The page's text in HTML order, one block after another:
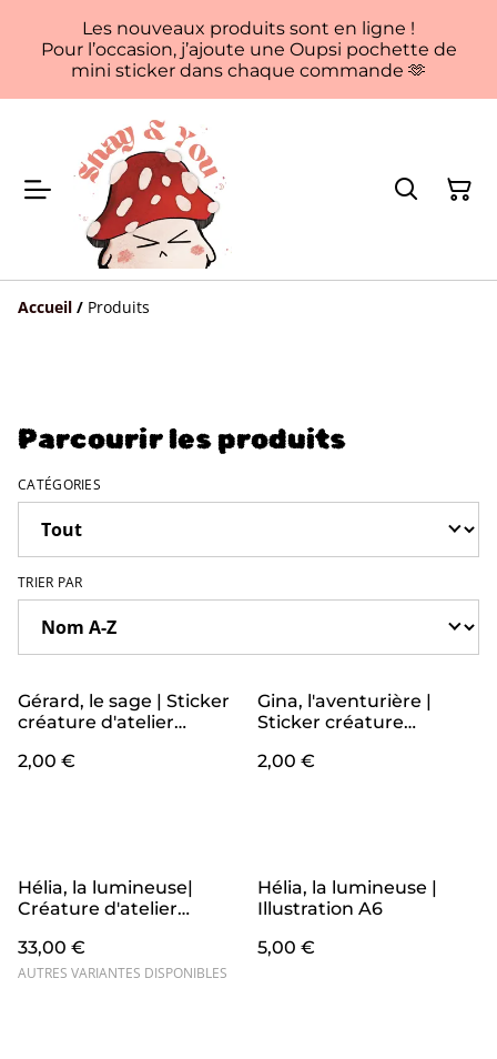
Les nouveaux produits sont en ligne !
Pour l’occasion, j’ajoute une Oupsi pochette de
mini sticker dans chaque commande 🫶
Accueil / Produits
Parcourir les produits
CATÉGORIES
TRIER PAR
Gérard, le sage | Sticker
créature d'atelier
2,00 €
Gina, l'aventurière |
Sticker créature
2,00 €
Hélia, la lumineuse|
Créature d'atelier
pleines d'intentions
33,00 €
AUTRES VARIANTES DISPONIBLES
Hélia, la lumineuse |
Illustration A6
5,00 €